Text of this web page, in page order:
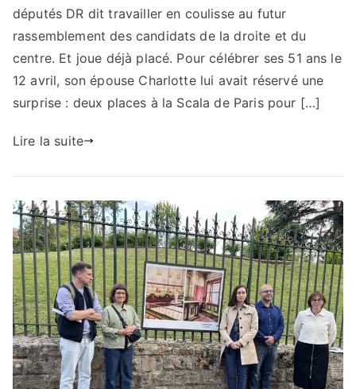
députés DR dit travailler en coulisse au futur
rassemblement des candidats de la droite et du
centre. Et joue déjà placé. Pour célébrer ses 51 ans le
12 avril, son épouse Charlotte lui avait réservé une
surprise : deux places à la Scala de Paris pour […]
Lire la suite